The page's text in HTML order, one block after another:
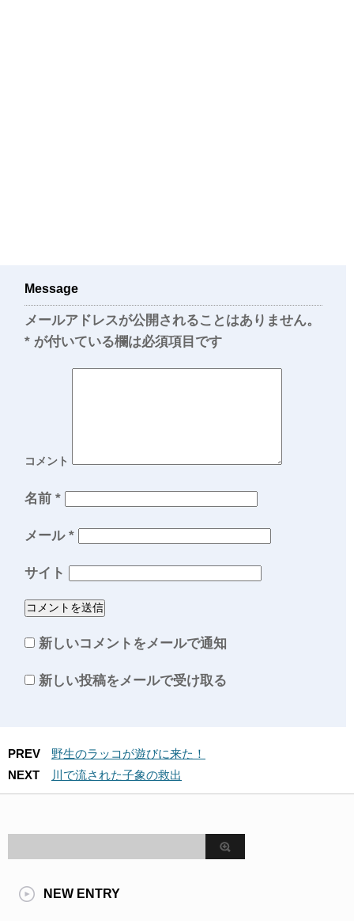
Message
メールアドレスが公開されることはありません。
* が付いている欄は必須項目です
コメント
名前 *
メール *
サイト
新しいコメントをメールで通知
新しい投稿をメールで受け取る
PREV
野生のラッコが遊びに来た！
NEXT
川で流された子象の救出
NEW ENTRY